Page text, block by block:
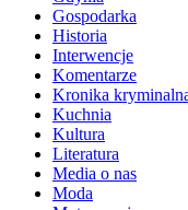
Gospodarka
Historia
Interwencje
Komentarze
Kronika
Kuchnia
Kultura
Literatura
Media o nas
Moda